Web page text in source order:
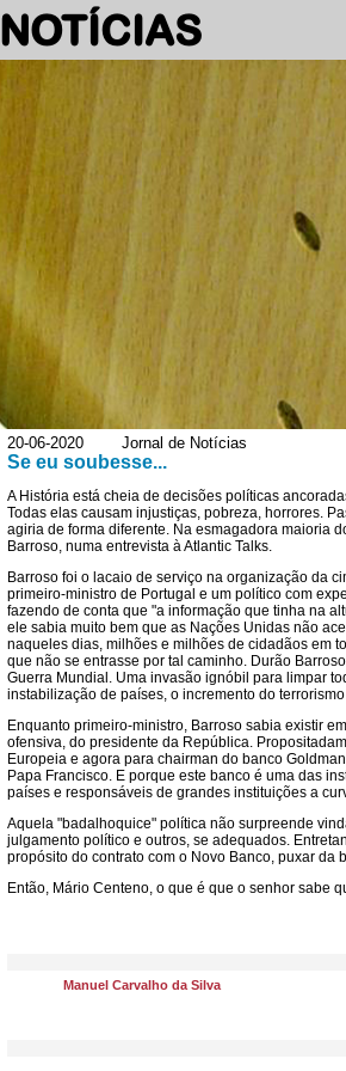
NOTÍCIAS
20-06-2020 Jornal de Notícias
Se eu soubesse...
A História está cheia de decisões políticas
Todas elas causam injustiças, pobreza, horrores.
agiria de forma diferente. Na esmagadora maioria
Barroso, numa entrevista à Atlantic Talks.
Barroso foi o lacaio de serviço na organização da
primeiro-ministro de Portugal e um político com
fazendo de conta que "a informação que tinha na
ele sabia muito bem que as Nações Unidas não
naqueles dias, milhões e milhões de cidadãos em
que não se entrasse por tal caminho. Durão
Guerra Mundial. Uma invasão ignóbil para limpar
instabilização de países, o incremento do
Enquanto primeiro-ministro, Barroso sabia existir
ofensiva, do presidente da República.
Europeia e agora para chairman do banco
Papa Francisco. E porque este banco é uma das
países e responsáveis de grandes instituições a
Aquela "badalhoquice" política não surpreende
julgamento político e outros, se adequados.
propósito do contrato com o Novo Banco, puxar
Então, Mário Centeno, o que é que o senhor sabe
Manuel Carvalho da Silva